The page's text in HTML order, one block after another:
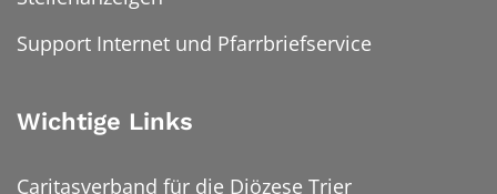
Support Internet und Pfarrbriefservice
Wichtige Links
Caritasverband für die Diözese Trier